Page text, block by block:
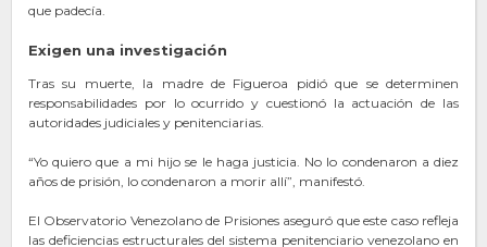
que padecía.
Exigen una investigación
Tras su muerte, la madre de Figueroa pidió que se determinen
responsabilidades por lo ocurrido y cuestionó la actuación de las
autoridades judiciales y penitenciarias.
“Yo quiero que a mi hijo se le haga justicia. No lo condenaron a diez
años de prisión, lo condenaron a morir allí”, manifestó.
El Observatorio Venezolano de Prisiones aseguró que este caso refleja
las deficiencias estructurales del sistema penitenciario venezolano en